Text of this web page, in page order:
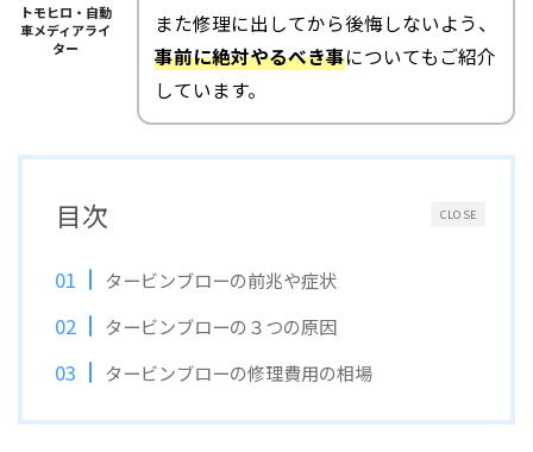
トモヒロ・自動
車メディアライ
ター
また修理に出してから後悔しないよう、
事前に絶対やるべき事についてもご紹介
しています。
CLOSE
目次
タービンブローの前兆や症状
タービンブローの３つの原因
タービンブローの修理費用の相場